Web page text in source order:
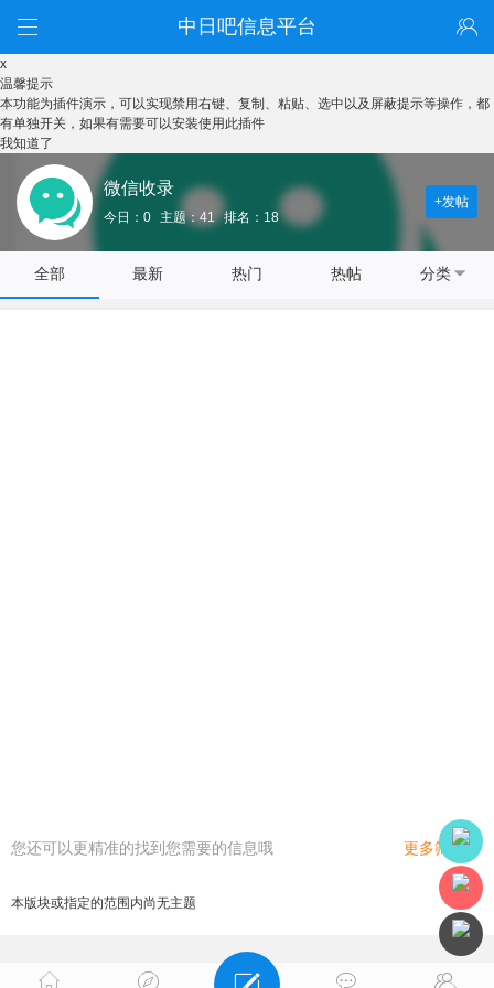
中日吧信息平台
x
温馨提示
本功能为插件演示，可以实现禁用右键、复制、粘贴、选中以及屏蔽提示等操作，都
有单独开关，如果有需要可以安装使用此插件
我知道了
微信收录
今日：0 主题：41 排名：18
+发帖
全部 最新 热门 热帖 分类
您还可以更精准的找到您需要的信息哦 更多筛选
本版块或指定的范围内尚无主题